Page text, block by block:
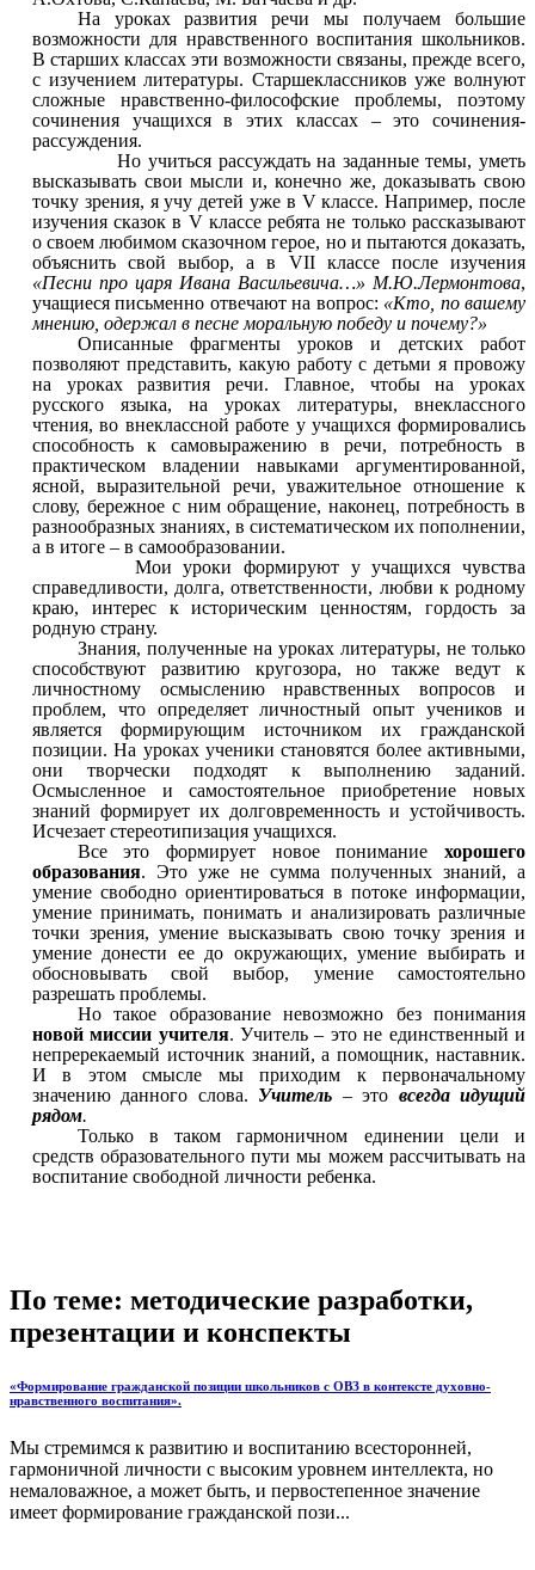
На уроках развития речи мы получаем большие
возможности для нравственного воспитания школьников.
В старших классах эти возможности связаны, прежде всего,
с изучением литературы. Старшеклассников уже волнуют
сложные нравственно-философские проблемы, поэтому
сочинения учащихся в этих классах – это сочинения-
рассуждения.
Но учиться рассуждать на заданные темы, уметь
высказывать свои мысли и, конечно же, доказывать свою
точку зрения, я учу детей уже в V классе. Например, после
изучения сказок в V классе ребята не только рассказывают
о своем любимом сказочном герое, но и пытаются доказать,
объяснить свой выбор, а в VII классе после изучения
«Песни про царя Ивана Васильевича…» М.Ю.Лермонтова,
учащиеся письменно отвечают на вопрос: «Кто, по вашему
мнению, одержал в песне моральную победу и почему?»
Описанные фрагменты уроков и детских работ
позволяют представить, какую работу с детьми я провожу
на уроках развития речи. Главное, чтобы на уроках
русского языка, на уроках литературы, внеклассного
чтения, во внеклассной работе у учащихся формировались
способность к самовыражению в речи, потребность в
практическом владении навыками аргументированной,
ясной, выразительной речи, уважительное отношение к
слову, бережное с ним обращение, наконец, потребность в
разнообразных знаниях, в систематическом их пополнении,
а в итоге – в самообразовании.
Мои уроки формируют у учащихся чувства
справедливости, долга, ответственности, любви к родному
краю, интерес к историческим ценностям, гордость за
родную страну.
Знания, полученные на уроках литературы, не только
способствуют развитию кругозора, но также ведут к
личностному осмыслению нравственных вопросов и
проблем, что определяет личностный опыт учеников и
является формирующим источником их гражданской
позиции. На уроках ученики становятся более активными,
они творчески подходят к выполнению заданий.
Осмысленное и самостоятельное приобретение новых
знаний формирует их долговременность и устойчивость.
Исчезает стереотипизация учащихся.
Все это формирует новое понимание хорошего
образования. Это уже не сумма полученных знаний, а
умение свободно ориентироваться в потоке информации,
умение принимать, понимать и анализировать различные
точки зрения, умение высказывать свою точку зрения и
умение донести ее до окружающих, умение выбирать и
обосновывать свой выбор, умение самостоятельно
разрешать проблемы.
Но такое образование невозможно без понимания
новой миссии учителя. Учитель – это не единственный и
непререкаемый источник знаний, а помощник, наставник.
И в этом смысле мы приходим к первоначальному
значению данного слова. Учитель – это всегда идущий
рядом.
Только в таком гармоничном единении цели и
средств образовательного пути мы можем рассчитывать на
воспитание свободной личности ребенка.
По теме: методические разработки,
презентации и конспекты
«Формирование гражданской позиции школьников с ОВЗ в контексте духовно-
нравственного воспитания».
Мы стремимся к развитию и воспитанию всесторонней,
гармоничной личности с высоким уровнем интеллекта, но
немаловажное, а может быть, и первостепенное значение
имеет формирование гражданской пози...